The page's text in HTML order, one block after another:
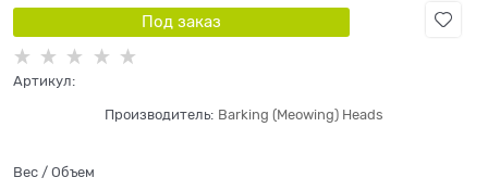
Под заказ
Артикул:
Производитель: Barking (Meowing) Heads
Вес / Объем